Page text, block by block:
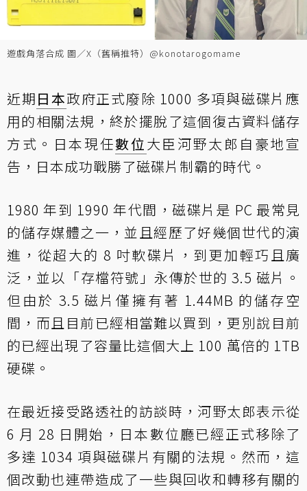
遊戲角落合成 圖／X（舊稱推特）@konotarogomame
近期日本政府正式廢除 1000 多項與磁碟片應
用的相關法規，終於擺脫了這個復古資料儲存
方式。日本現任數位大臣河野太郎自豪地宣
告，日本成功戰勝了磁碟片制霸的時代。
1980 年到 1990 年代間，磁碟片是 PC 最常見
的儲存媒體之一，並且經歷了好幾個世代的演
進，從超大的 8 吋軟碟片，到更加輕巧且廣
泛，並以「存檔符號」永傳於世的 3.5 磁片。
但由於 3.5 磁片僅擁有著 1.44MB 的儲存空
間，而且目前已經相當難以買到，更別說目前
的已經出現了容量比這個大上 100 萬倍的 1TB
硬碟。
在最近接受路透社的訪談時，河野太郎表示從
6 月 28 日開始，日本數位廳已經正式移除了
多達 1034 項與磁碟片有關的法規。然而，這
個改動也連帶造成了一些與回收和轉移有關的